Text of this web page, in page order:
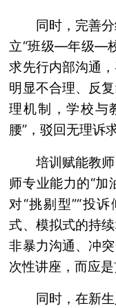
同时，完善
立“班级—年级—
求先行内部沟通
明显不合理、反
理机制，学校与
腰”，驳回无理诉
培训赋能教
师专业能力的“加
对“挑剔型”“投
式、模拟式的持
非暴力沟通、冲
次性讲座，而应
同时，在新